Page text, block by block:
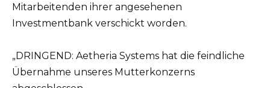
Mitarbeitenden ihrer angesehenen
Investmentbank verschickt worden.
„DRINGEND: Aetheria Systems hat die feindliche
Übernahme unseres Mutterkonzerns